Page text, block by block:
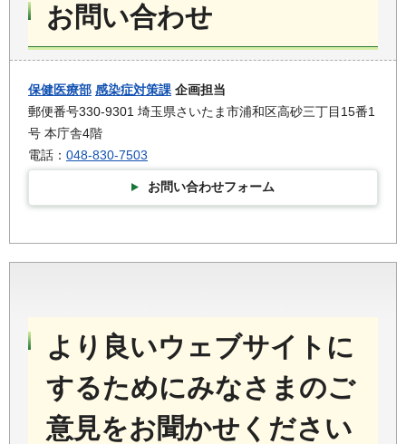
お問い合わせ
保健医療部 感染症対策課 企画担当
郵便番号330-9301 埼玉県さいたま市浦和区高砂三丁目15番1
号 本庁舎4階
電話： 048-830-7503
お問い合わせフォーム
より良いウェブサイトに
するためにみなさまのご
意見をお聞かせください